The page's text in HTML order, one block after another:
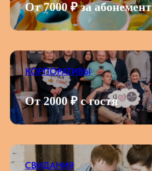
От 7000 ₽ за абонемент
КОРПОРАТИВЫ
От 2000 ₽ с гостя
СВИДАНИЯ